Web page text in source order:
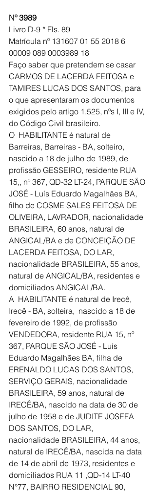
Nº 3989
Livro D-9 * Fls. 89
Matrícula nº 131607 01 55 2018 6
00009 089 0003989 18
Faço saber que pretendem se casar
CARMOS DE LACERDA FEITOSA e
TAMIRES LUCAS DOS SANTOS, para
o que apresentaram os documentos
exigidos pelo artigo 1.525, nºs I, III e IV,
do Código Civil brasileiro.
O  HABILITANTE é natural de
Barreiras, Barreiras - BA, solteiro,
nascido a 18 de julho de 1989, de
profissão GESSEIRO, residente RUA
15,, nº 367, QD-32 LT-24, PARQUE SÃO
JOSÉ - Luís Eduardo Magalhães BA,
filho de COSME SALES FEITOSA DE
OLIVEIRA, LAVRADOR, nacionalidade
BRASILEIRA, 60 anos, natural de
ANGICAL/BA e de CONCEIÇÃO DE
LACERDA FEITOSA, DO LAR,
nacionalidade BRASILEIRA, 55 anos,
natural de ANGICAL/BA, residentes e
domiciliados ANGICAL/BA.
A  HABILITANTE é natural de Irecê,
Irecê - BA, solteira,  nascido a 18 de
fevereiro de 1992, de profissão
VENDEDORA, residente RUA 15, nº
367, PARQUE SÃO JOSÉ - Luís
Eduardo Magalhães BA, filha de
ERENALDO LUCAS DOS SANTOS,
SERVIÇO GERAIS, nacionalidade
BRASILEIRA, 59 anos, natural de
IRECÊ/BA, nascido na data de 30 de
julho de 1958 e de JUDITE JOSEFA
DOS SANTOS, DO LAR,
nacionalidade BRASILEIRA, 44 anos,
natural de IRECÊ/BA, nascida na data
de 14 de abril de 1973, residentes e
domiciliados RUA 11 ,QD-14 LT-40
N°77, BAIRRO RESIDENCIAL 90,